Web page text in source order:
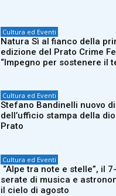
Cultura ed Eventi
Natura Sì al fianco della
edizione del Prato Crime
“Impegno per sostenere il
Cultura ed Eventi
Stefano Bandinelli nuovo
dell’ufficio stampa della
Prato
Cultura ed Eventi
“Alpe tra note e stelle”, il
serate di musica e
il cielo di agosto